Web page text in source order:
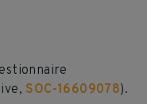
SOC-16609078).